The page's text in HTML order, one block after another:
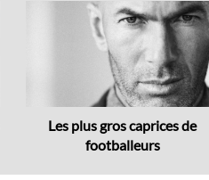
Les plus gros caprices de
footballeurs